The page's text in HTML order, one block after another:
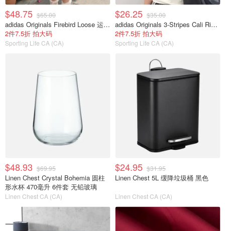
$48.75 $65.00
adidas Originals Firebird Loose 运动夹克 粉色
2件7.5折 拍大码
Sporting Life CA (CA)
$26.25 $35.00
adidas Originals 3-Stripes Cali Ringer 男童短袖T恤 白色
2件7.5折 拍大码
Sporting Life CA (CA)
$48.93 $69.95
Linen Chest Crystal Bohemia 圆柱
形水杯 470毫升 6件套 无铅玻璃
Linen Chest CA (CA)
$24.95 $31.95
Linen Chest 5L 缓降垃圾桶 黑色
Linen Chest CA (CA)